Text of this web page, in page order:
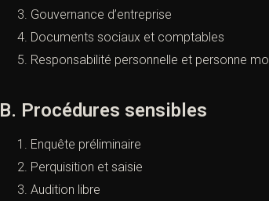
Gouvernance d’entreprise
Documents sociaux et comptables
Responsabilité personnelle et personne
B. Procédures sensibles
Enquête préliminaire
Perquisition et saisie
Audition libre